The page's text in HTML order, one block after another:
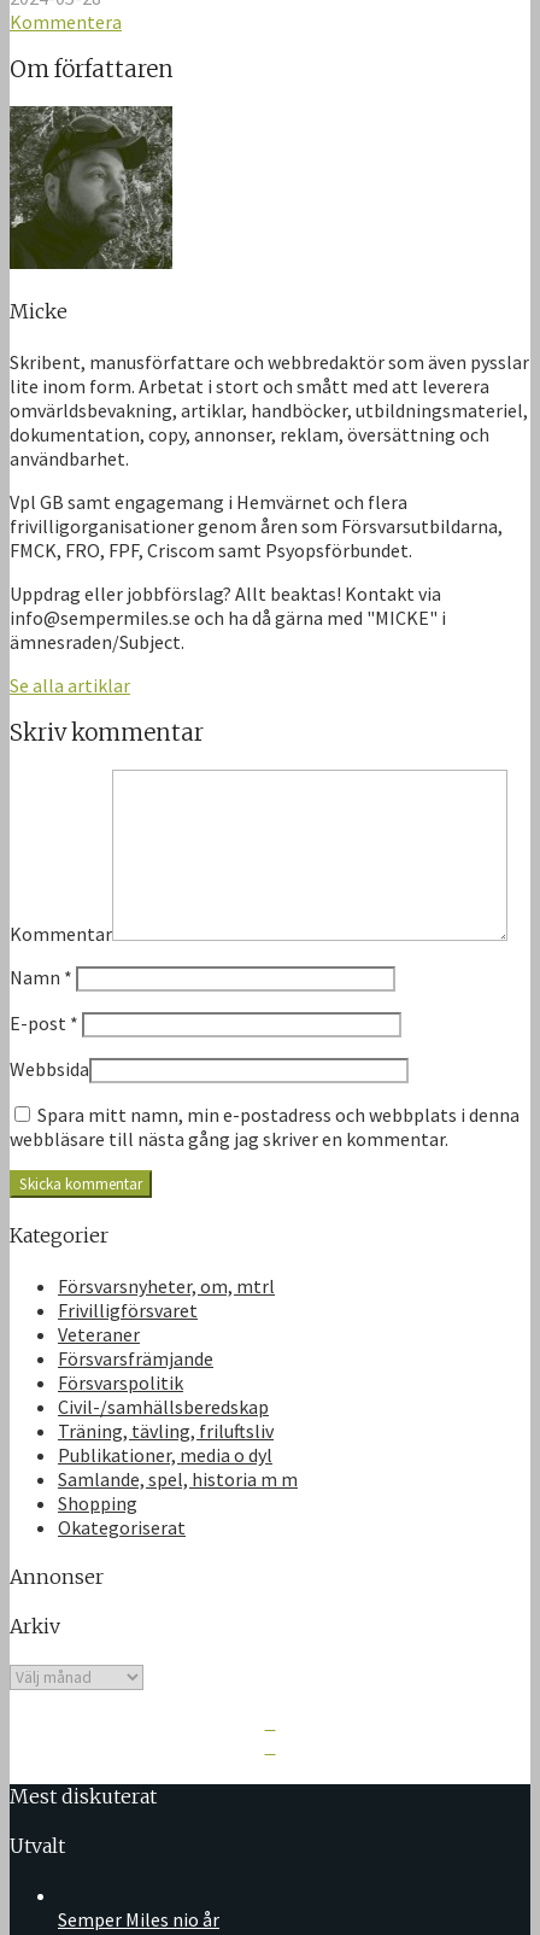
Kommentera
Om författaren
Micke
Skribent, manusförfattare och webbredaktör som även pysslar
lite inom form. Arbetat i stort och smått med att leverera
omvärldsbevakning, artiklar, handböcker, utbildningsmateriel,
dokumentation, copy, annonser, reklam, översättning och
användbarhet.
Vpl GB samt engagemang i Hemvärnet och flera
frivilligorganisationer genom åren som Försvarsutbildarna,
FMCK, FRO, FPF, Criscom samt Psyopsförbundet.
Uppdrag eller jobbförslag? Allt beaktas! Kontakt via
info@sempermiles.se och ha då gärna med "MICKE" i
ämnesraden/Subject.
Se alla artiklar
Skriv kommentar
Kommentar
Namn *
E-post *
Webbsida
Spara mitt namn, min e-postadress och webbplats i denna
webbläsare till nästa gång jag skriver en kommentar.
Kategorier
Försvarsnyheter, om, mtrl
Frivilligförsvaret
Veteraner
Försvarsfrämjande
Försvarspolitik
Civil-/samhällsberedskap
Träning, tävling, friluftsliv
Publikationer, media o dyl
Samlande, spel, historia m m
Shopping
Okategoriserat
Annonser
Arkiv
Arkiv
Mest diskuterat
Utvalt
Semper Miles nio år